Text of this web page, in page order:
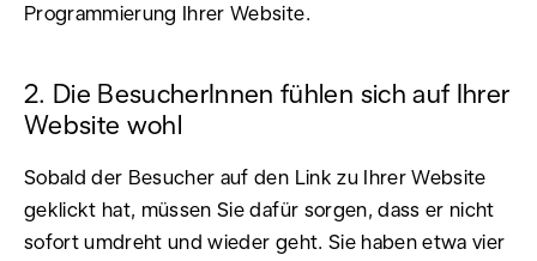
Programmierung Ihrer Website.
2. Die BesucherInnen fühlen sich auf Ihrer
Website wohl
Sobald der Besucher auf den Link zu Ihrer Website
geklickt hat, müssen Sie dafür sorgen, dass er nicht
sofort umdreht und wieder geht. Sie haben etwa vier